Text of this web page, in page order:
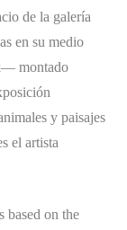
de la galería
en su medio
montado
y paisajes
el artista
based on the